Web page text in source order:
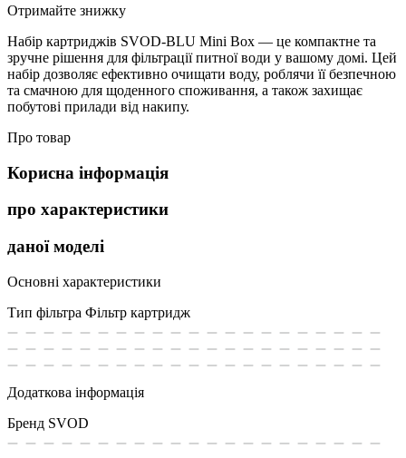
Отримайте знижку
Набір картриджів SVOD-BLU Mini Box — це компактне та
зручне рішення для фільтрації питної води у вашому домі. Цей
набір дозволяє ефективно очищати воду, роблячи її безпечною
та смачною для щоденного споживання, а також захищає
побутові прилади від накипу.
Про товар
Корисна інформація
про характеристики
даної моделі
Основні характеристики
Тип фільтра Фільтр картридж
Додаткова інформація
Бренд SVOD